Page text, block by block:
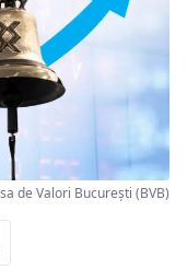
de Valori București (BVB)